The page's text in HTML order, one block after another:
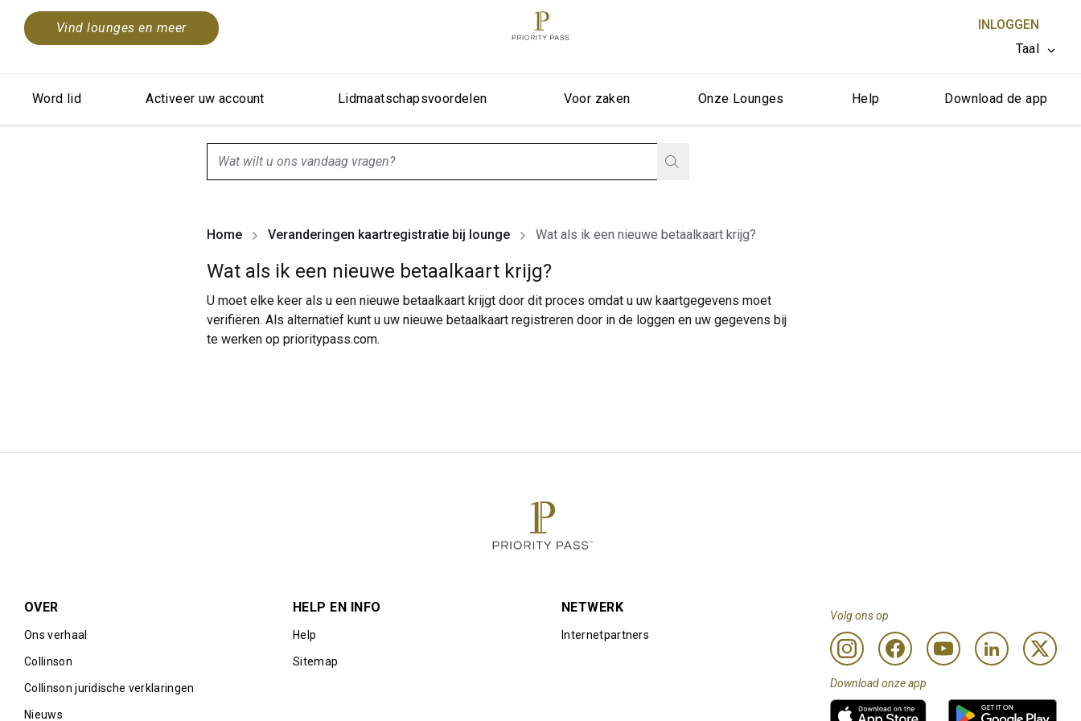
Vind lounges en meer
INLOGGEN
Taal
SLUITEN X
Word lid Activeer uw account Lidmaatschapsvoordelen Voor zaken Onze Lounges Help Download de app
Home Veranderingen kaartregistratie bij lounge Wat als ik een nieuwe betaalkaart krijg?
Wat als ik een nieuwe betaalkaart krijg?
U moet elke keer als u een nieuwe betaalkaart krijgt door dit proces omdat u uw kaartgegevens moet
verifiëren. Als alternatief kunt u uw nieuwe betaalkaart registreren door in de loggen en uw gegevens bij
te werken op prioritypass.com.
OVER
Ons verhaal
Collinson
Collinson juridische verklaringen
Nieuws
HELP EN INFO
Help
Sitemap
NETWERK
Internetpartners
Volg ons op
Download onze app